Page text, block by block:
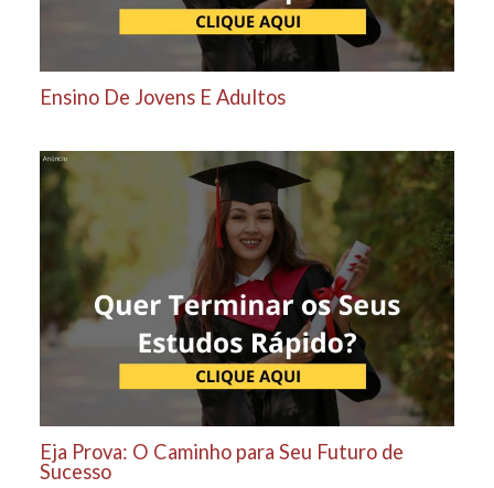
Ensino De Jovens E Adultos
Eja Prova: O Caminho para Seu Futuro de
Sucesso